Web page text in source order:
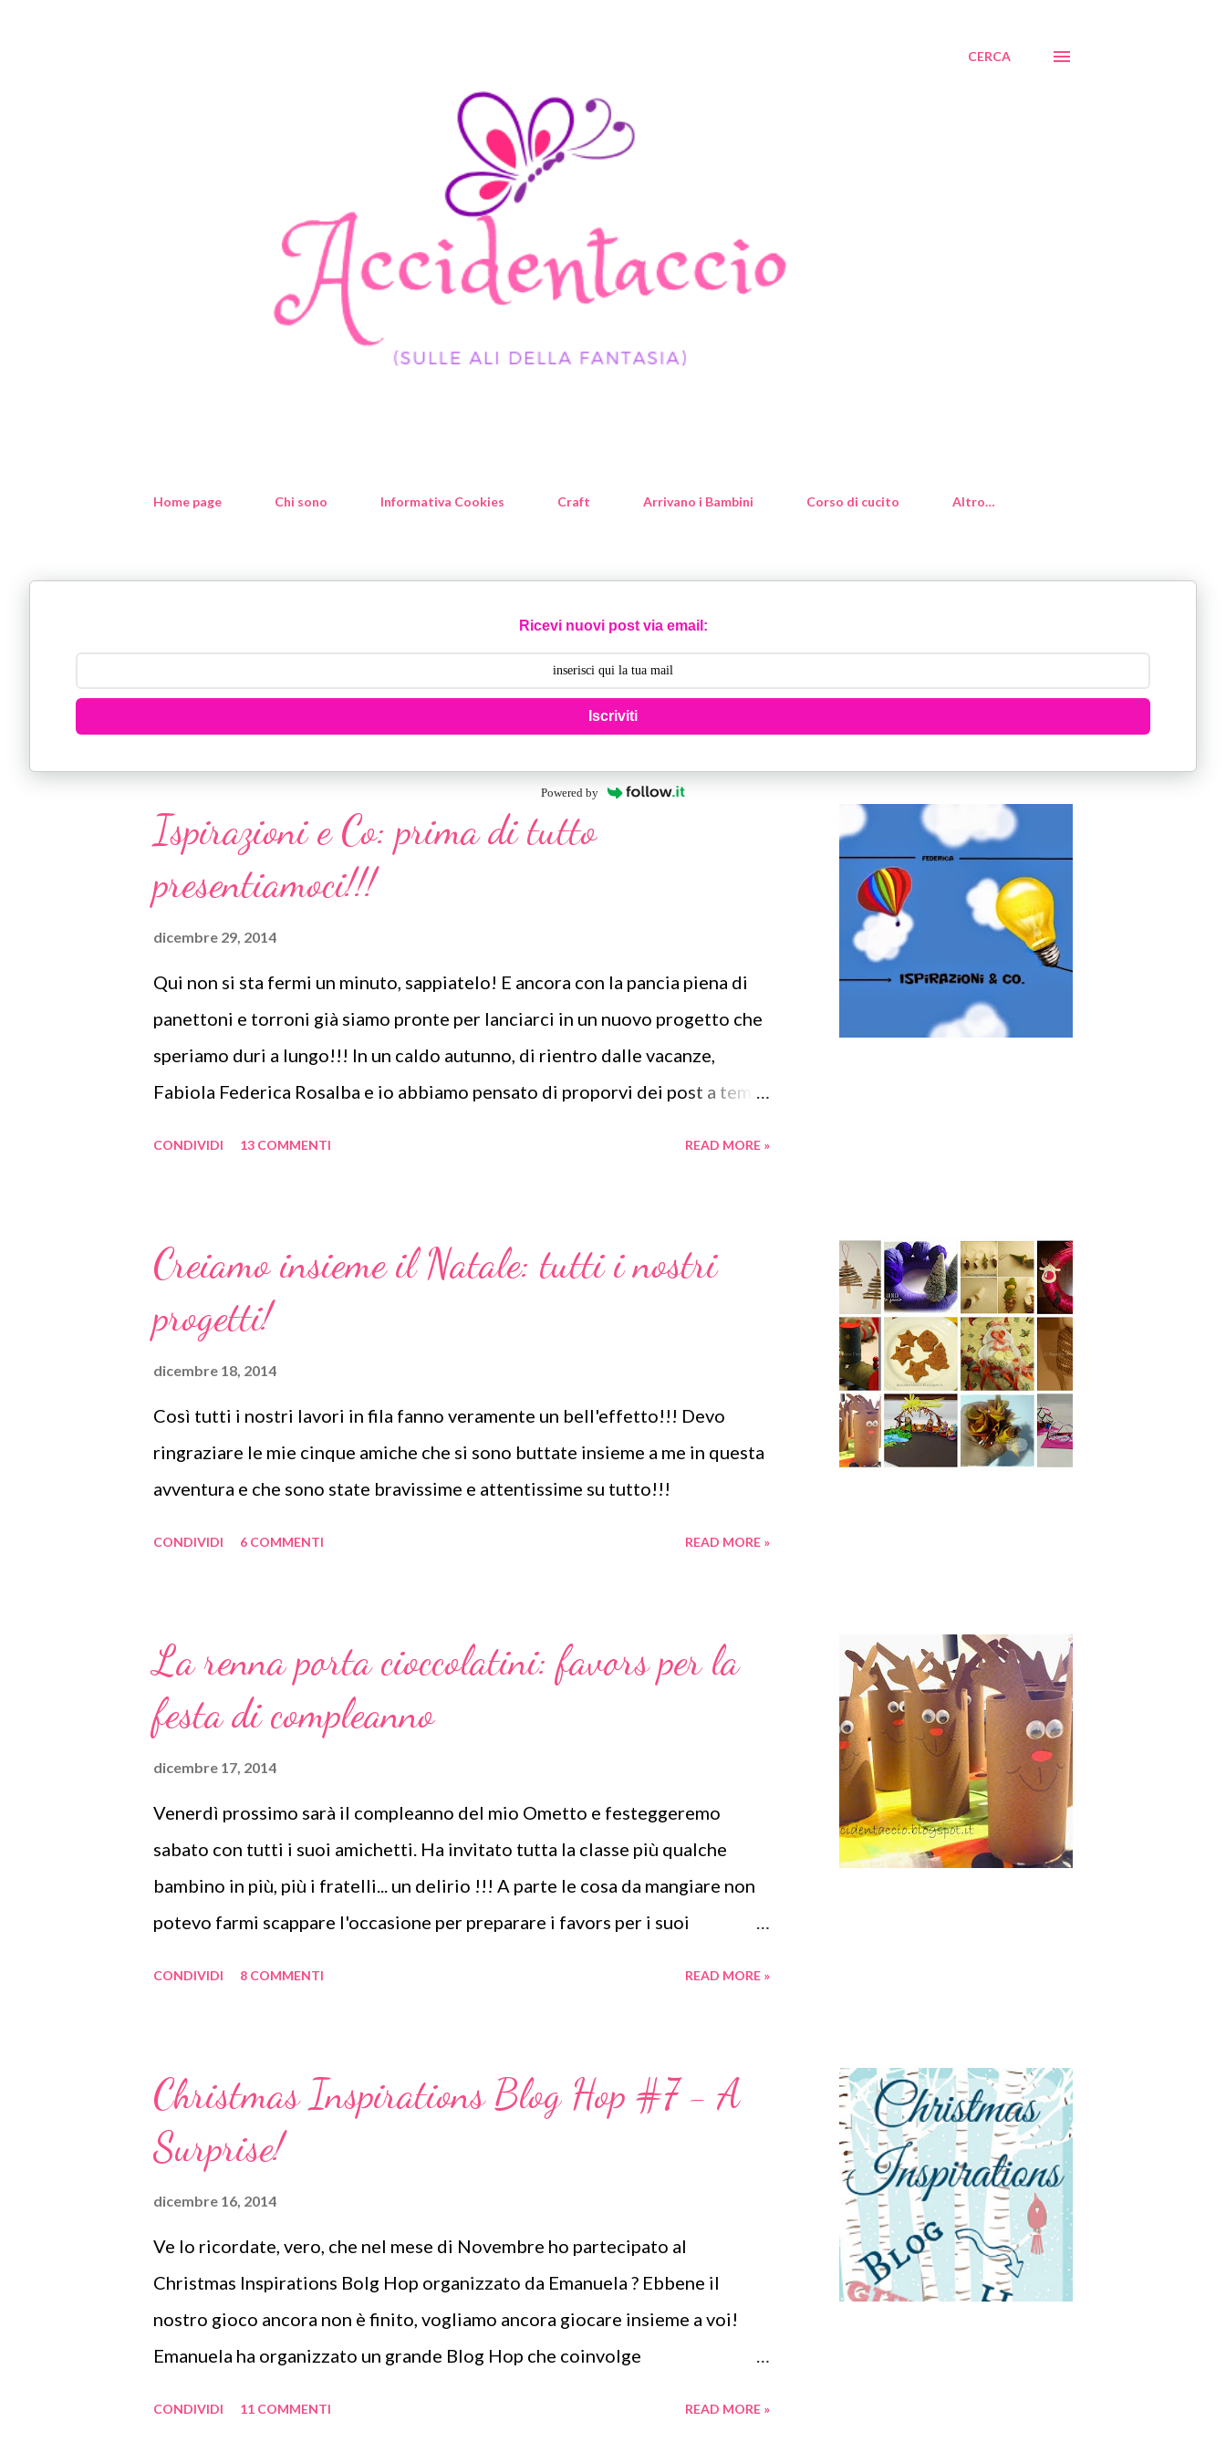
CERCA
Home page Chi sono Informativa Cookies Craft Arrivano i Bambini Corso di cucito Altro…
Ricevi nuovi post via email:
Iscriviti
Powered by
Ispirazioni e Co: prima di tutto
presentiamoci!!!
dicembre 29, 2014
Qui non si sta fermi un minuto, sappiatelo! E ancora con la pancia piena di
panettoni e torroni già siamo pronte per lanciarci in un nuovo progetto che
speriamo duri a lungo!!! In un caldo autunno, di rientro dalle vacanze,
Fabiola Federica Rosalba e io abbiamo pensato di proporvi dei post a tema
che avrà, ogni mese, un tema unico. Che vuol dire? Vuol dire che il primo
martedì del mese troverete, su uno dei nostri blog (seguendo una rotazione
in ordine alfabetico) il tema dell'ispirazione, la prima creazione a tema e il
link al blog che pubblicherà la propria creazione a tema (ispirazione) la
settimana successiva. Così succederà per tutte e quattro le...
CONDIVIDI 13 COMMENTI READ MORE »
Creiamo insieme il Natale: tutti i nostri
progetti!
dicembre 18, 2014
Così tutti i nostri lavori in fila fanno veramente un bell'effetto!!! Devo
ringraziare le mie cinque amiche che si sono buttate insieme a me in questa
avventura e che sono state bravissime e attentissime su tutto!!!
CONDIVIDI 6 COMMENTI READ MORE »
La renna porta cioccolatini: favors per la
festa di compleanno
dicembre 17, 2014
Venerdì prossimo sarà il compleanno del mio Ometto e festeggeremo
sabato con tutti i suoi amichetti. Ha invitato tutta la classe più qualche
bambino in più, più i fratelli... un delirio !!! A parte le cosa da mangiare non
potevo farmi scappare l'occasione per preparare i favors per i suoi
CONDIVIDI 8 COMMENTI READ MORE »
Christmas Inspirations Blog Hop #7 - A
Surprise!
dicembre 16, 2014
Ve lo ricordate, vero, che nel mese di Novembre ho partecipato al
Christmas Inspirations Bolg Hop organizzato da Emanuela ? Ebbene il
nostro gioco ancora non è finito, vogliamo ancora giocare insieme a voi!
Emanuela ha organizzato un grande Blog Hop che coinvolge
CONDIVIDI 11 COMMENTI READ MORE »